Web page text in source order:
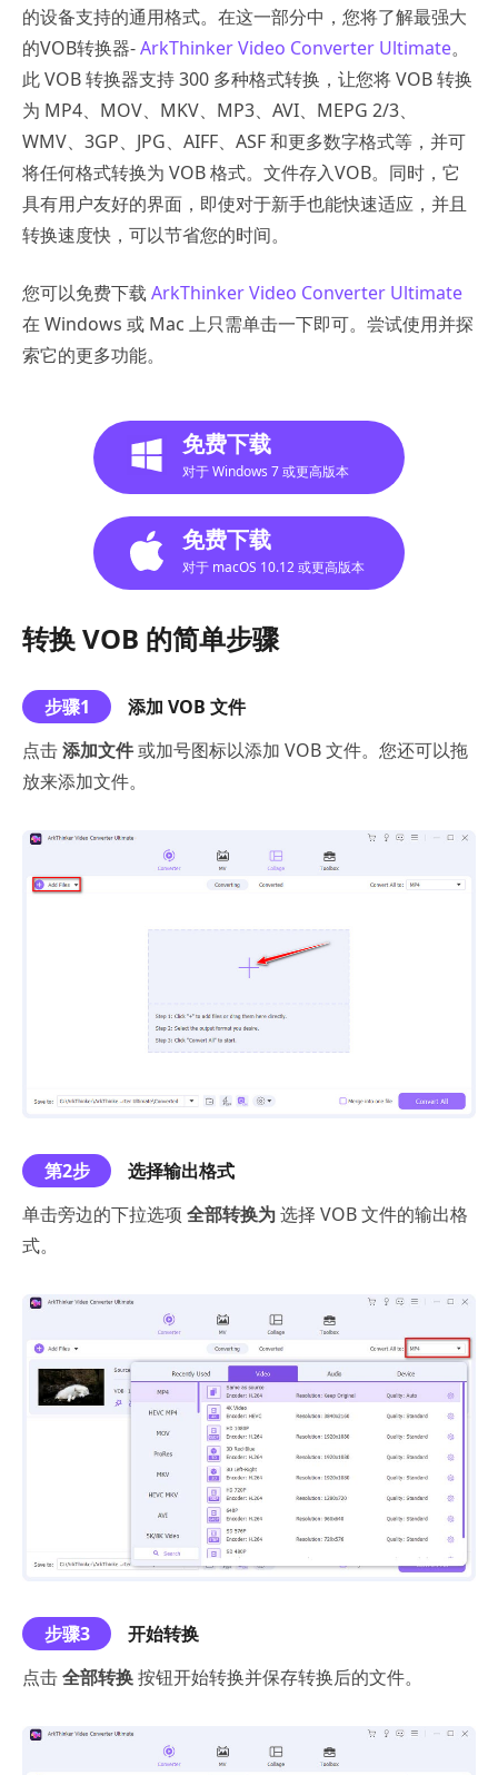
的设备支持的通用格式。在这一部分中，您将了解最强大
的VOB转换器-ArkThinker Video Converter Ultimate。
此 VOB 转换器支持 300 多种格式转换，让您将 VOB 转换
为 MP4、MOV、MKV、MP3、AVI、MEPG 2/3、
WMV、3GP、JPG、AIFF、ASF 和更多数字格式等，并可
将任何格式转换为 VOB 格式。文件存入VOB。同时，它
具有用户友好的界面，即使对于新手也能快速适应，并且
转换速度快，可以节省您的时间。
您可以免费下载 ArkThinker Video Converter Ultimate
在 Windows 或 Mac 上只需单击一下即可。尝试使用并探
索它的更多功能。
免费下载
对于 Windows 7 或更高版本
免费下载
对于 macOS 10.12 或更高版本
转换 VOB 的简单步骤
步骤1
添加 VOB 文件
点击添加文件或加号图标以添加 VOB 文件。您还可以拖
放来添加文件。
第2步
选择输出格式
单击旁边的下拉选项 全部转换为选择 VOB 文件的输出格
式。
步骤3
开始转换
点击全部转换按钮开始转换并保存转换后的文件。